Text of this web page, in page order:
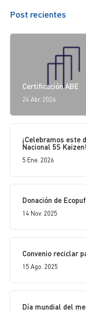
Post recientes
Certificación ABE
24 Abr. 2026
¡Celebramos este
Nacional 5S
5 Ene. 2026
Donación de
14 Nov. 2025
Convenio reciclar
15 Ago. 2025
Día mundial del